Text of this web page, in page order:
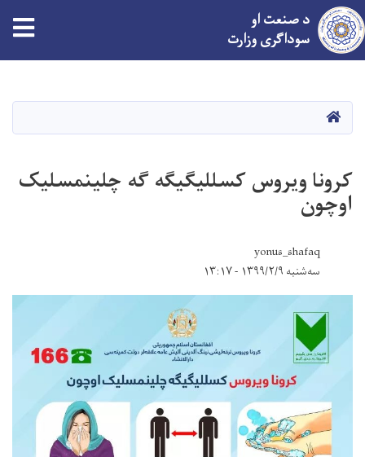
د صنعت او
سوداګری وزارت
کور
کرونا ویروس کسللیگیگه گه چلینمسلیک
اوچون
yonus_shafaq
سه‌شنبه ۱۳۹۹/۲/۹ - ۱۳:۱۷